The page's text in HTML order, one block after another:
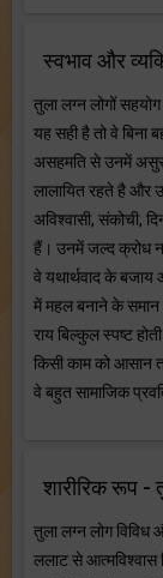
स्वभाव और
तुला लग्न लोगों
यह सही है तो वे
असहमति से उनमें
लालायित रहते है और
अविश्वासी, संकोची,
हैं। उनमें जल्द क्रोध
वे यथार्थवाद के बजाय
में महल बनाने के समान
राय बिल्कुल स्पष्ट
किसी काम को आसान
वे बहुत सामाजिक
शारीरिक रूप -
तुला लग्न लोग विविध
ललाट से आत्मविश्वास